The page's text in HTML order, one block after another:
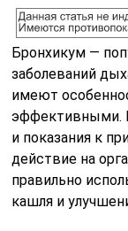
Бронхикум —
заболеваний
имеют
эффективными.
и показания к
действие на
правильно
кашля и